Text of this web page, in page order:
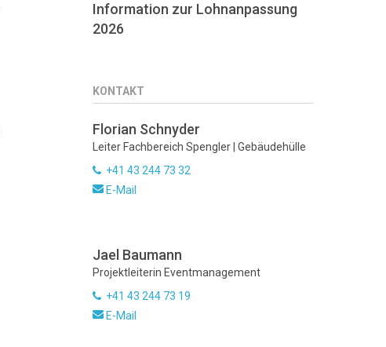
Information zur Lohnanpassung
2026
KONTAKT
Florian Schnyder
Leiter Fachbereich Spengler | Gebäudehülle
+41 43 244 73 32
E-Mail
Jael Baumann
Projektleiterin Eventmanagement
+41 43 244 73 19
E-Mail